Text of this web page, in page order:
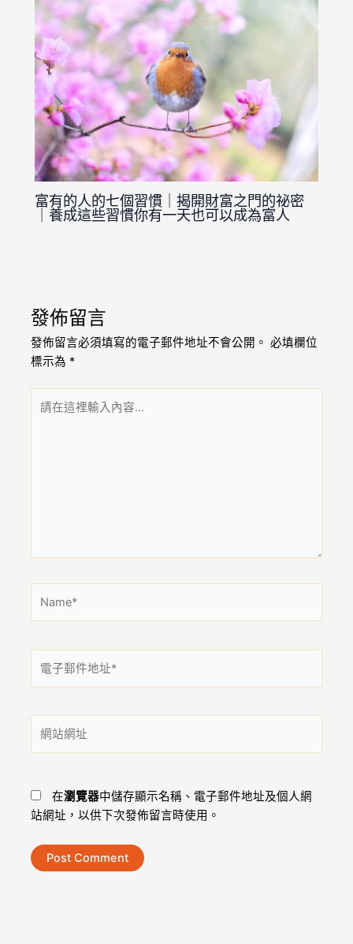
富有的人的七個習慣｜揭開財富之門的祕密
｜養成這些習慣你有一天也可以成為富人
發佈留言
發佈留言必須填寫的電子郵件地址不會公開。 必填欄位
標示為 *
在
子
件
地
址
站
在瀏覽器中儲存顯示名稱、電子郵件地址及個人網
站網址，以供下次發佈留言時使用。